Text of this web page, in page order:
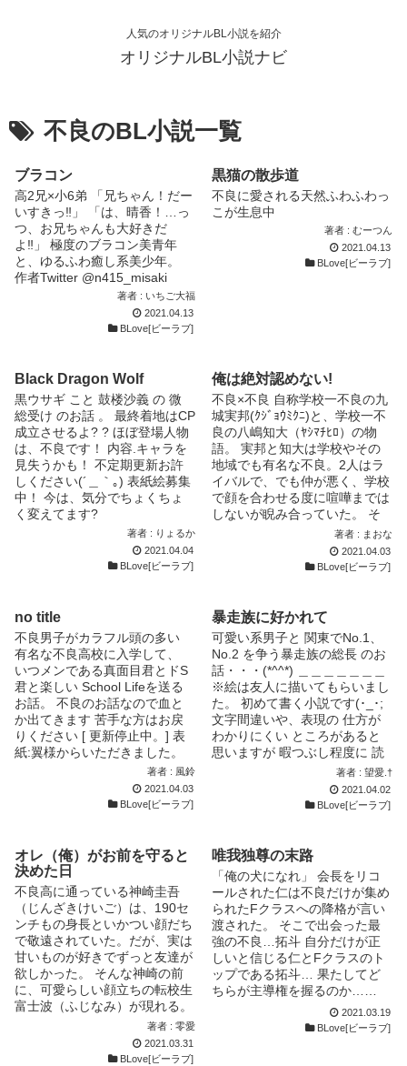
人気のオリジナルBL小説を紹介
オリジナルBL小説ナビ
不良のBL小説一覧
ブラコン
高2兄×小6弟 「兄ちゃん！だー
いすきっ‼︎」 「は、晴香！…っ
つ、お兄ちゃんも大好きだ
よ‼︎」 極度のブラコン美青年
と、ゆるふわ癒し系美少年。
作者Twitter @n415_misaki
著者 : いちご大福
2021.04.13
BLove[ビーラブ]
黒猫の散歩道
不良に愛される天然ふわふわっ
こが生息中
著者 : むーつん
2021.04.13
BLove[ビーラブ]
Black Dragon Wolf
黒ウサギ こと 鼓楼沙義 の 微
総受け のお話 。 最終着地はCP
成立させるよ? ? ほぼ登場人物
は、不良です！ 内容.キャラを
見失うかも！ 不定期更新お許
しください(´＿｀｡) 表紙絵募集
中！ 今は、気分でちょくちょ
く変えてます?
著者 : りょるか
2021.04.04
BLove[ビーラブ]
俺は絶対認めない!
不良×不良 自称学校一不良の九
城実邦(ｸｼﾞｮｳﾐｸﾆ)と、学校一不
良の八嶋知大（ﾔｼﾏﾁﾋﾛ）の物
語。 実邦と知大は学校やその
地域でも有名な不良。2人はラ
イバルで、でも仲が悪く、学校
で顔を合わせる度に喧嘩までは
しないが睨み合っていた。 そ
んな2人の、恋の話。 約4年ぶ
りに更新しました。 懐かしす
ぎて恥ずかしいけど楽しい。
ます!!
著者 : まおな
2021.04.03
BLove[ビーラブ]
no title
不良男子がカラフル頭の多い
有名な不良高校に入学して、
いつメンである真面目君とドS
君と楽しい School Lifeを送る
お話。 不良のお話なので血と
か出てきます 苦手な方はお戻
りください [ 更新停止中。] 表
紙:翼様からいただきました。
著者 : 風鈴
2021.04.03
BLove[ビーラブ]
暴走族に好かれて
可愛い系男子と 関東でNo.1、
No.2 を争う暴走族の総長 のお
話・・・(*^^*) ＿＿＿＿＿＿＿
※絵は友人に描いてもらいまし
た。 初めて書く小説です(･_･;
文字間違いや、表現の 仕方が
わかりにくい ところがあると
思いますが 暇つぶし程度に 読
んでくれたら嬉しいです！著者 : 望愛.†
2021.04.02
BLove[ビーラブ]
オレ（俺）がお前を守ると
決めた日
不良高に通っている神崎圭吾
（じんざきけいご）は、190セ
ンチもの身長といかつい顔だち
で敬遠されていた。だが、実は
甘いものが好きでずっと友達が
欲しかった。 そんな神崎の前
に、可愛らしい顔立ちの転校生
富士波（ふじなみ）が現れる。
いつも怖がられていた神崎だっ
たが、富士波だけは、普通に接
してくれて優しく笑顔を向けて
著者 : 零愛
2021.03.31
BLove[ビーラブ]
唯我独尊の末路
「俺の犬になれ」 会長をリコ
ールされた仁は不良だけが集め
られたFクラスへの降格が言い
渡された。 そこで出会った最
強の不良…拓斗 自分だけが正
しいと信じる仁とFクラスのト
ップである拓斗… 果たしてど
ちらが主導権を握るのか……
最強不良×リコール会長 ☆表紙
はにろ様に描いていただきまし
2021.03.19
BLove[ビーラブ]